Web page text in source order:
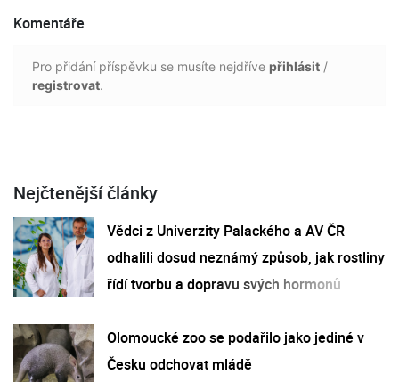
Komentáře
Pro přidání příspěvku se musíte nejdříve přihlásit /
registrovat.
Nejčtenější články
Vědci z Univerzity Palackého a AV ČR
odhalili dosud neznámý způsob, jak rostliny
řídí tvorbu a dopravu svých hormonů
Olomoucké zoo se podařilo jako jediné v
Česku odchovat mládě